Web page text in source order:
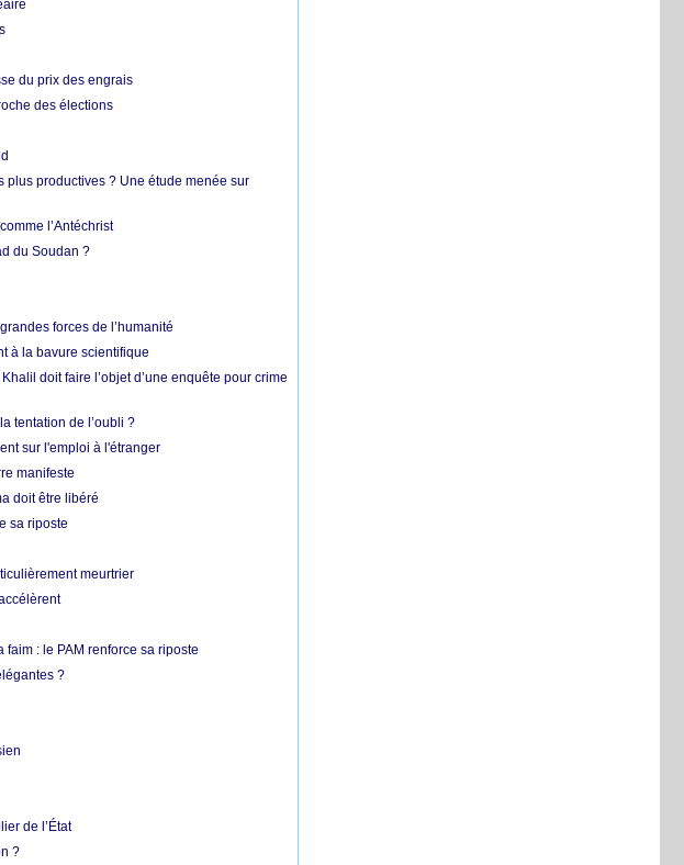
du prix des engrais
des élections
plus productives ? Une étude menée sur
l’Antéchrist
du Soudan ?
forces de l’humanité
à la bavure scientifique
doit faire l’objet d’une enquête pour crime
tentation de l’oubli ?
sur l'emploi à l'étranger
manifeste
doit être libéré
sa riposte
meurtrier
: le PAM renforce sa riposte
?
de l’État
?